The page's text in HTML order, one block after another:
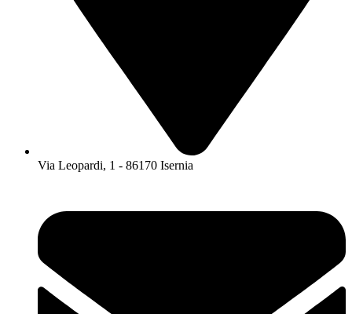
Via Leopardi, 1 - 86170 Isernia